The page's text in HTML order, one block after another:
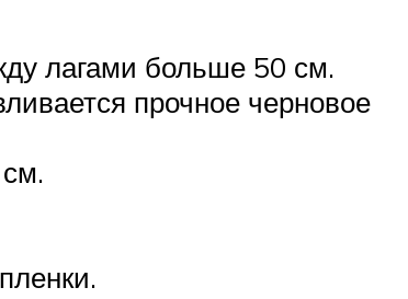
лагами больше 50 см.
прочное черновое